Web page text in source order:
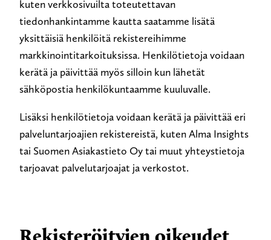
kuten verkkosivuilta toteutettavan
tiedonhankintamme kautta saatamme lisätä
yksittäisiä henkilöitä rekistereihimme
markkinointitarkoituksissa. Henkilötietoja voidaan
kerätä ja päivittää myös silloin kun lähetät
sähköpostia henkilökuntaamme kuuluvalle.
Lisäksi henkilötietoja voidaan kerätä ja päivittää eri
palveluntarjoajien rekistereistä, kuten Alma Insights
tai Suomen Asiakastieto Oy tai muut yhteystietoja
tarjoavat palvelutarjoajat ja verkostot.